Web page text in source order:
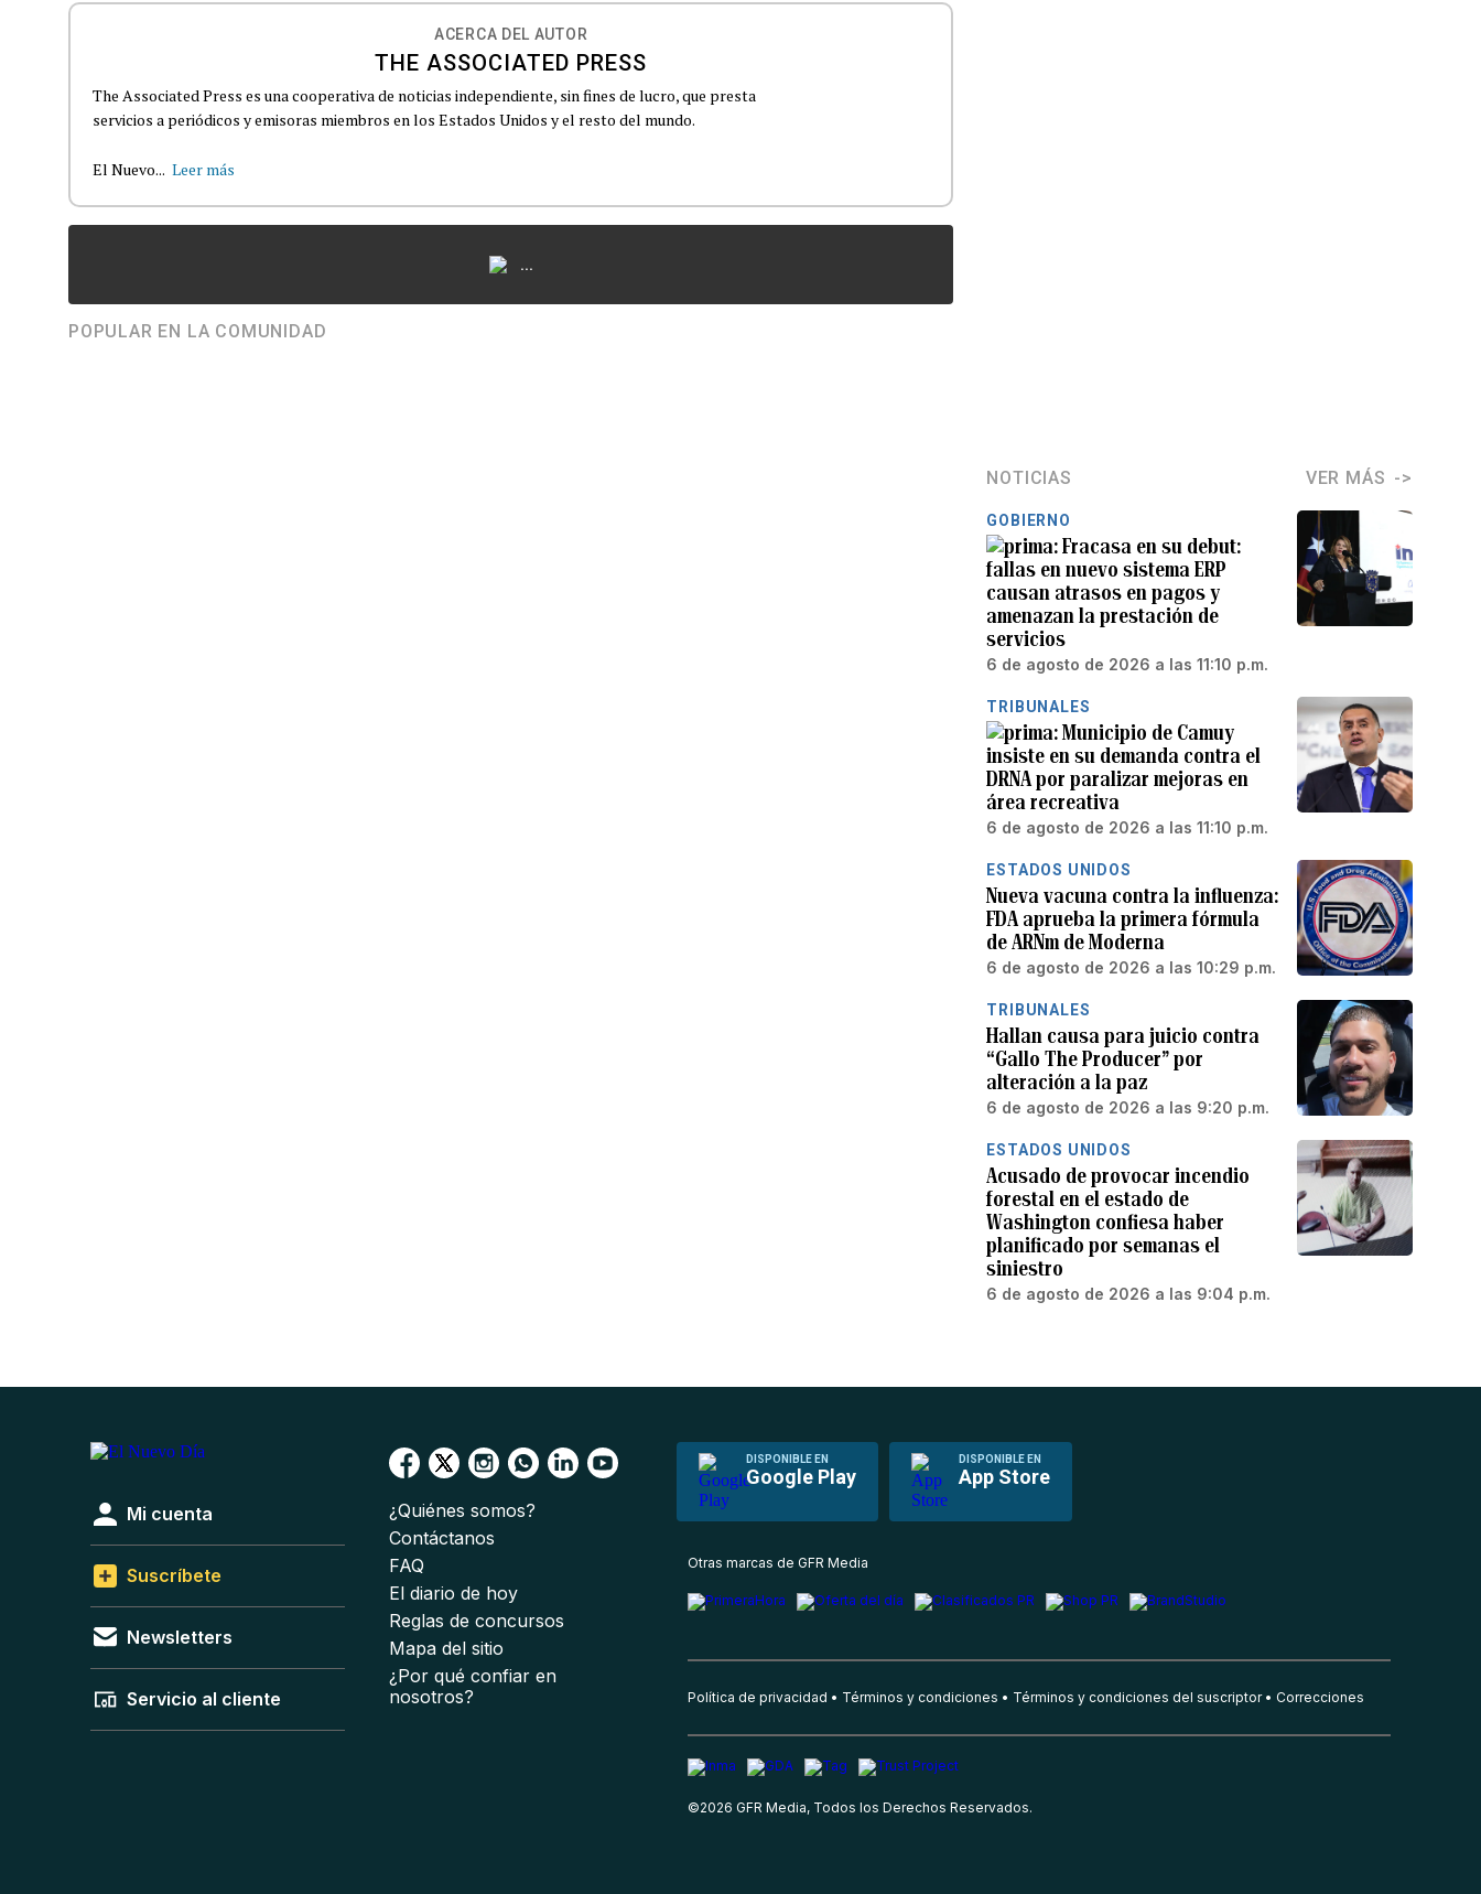
ACERCA DEL AUTOR
THE ASSOCIATED PRESS
The Associated Press es una cooperativa de noticias independiente, sin fines de lucro, que presta
servicios a periódicos y emisoras miembros en los Estados Unidos y el resto del mundo.
El Nuevo... Leer más
...
POPULAR EN LA COMUNIDAD
NOTICIAS VER MÁS
GOBIERNO
Fracasa en su debut:
fallas en nuevo sistema ERP
causan atrasos en pagos y
amenazan la prestación de
servicios
6 de agosto de 2026 a las 11:10 p.m.
TRIBUNALES
Municipio de Camuy
insiste en su demanda contra el
DRNA por paralizar mejoras en
área recreativa
6 de agosto de 2026 a las 11:10 p.m.
ESTADOS UNIDOS
Nueva vacuna contra la influenza:
FDA aprueba la primera fórmula
de ARNm de Moderna
6 de agosto de 2026 a las 10:29 p.m.
TRIBUNALES
Hallan causa para juicio contra
“Gallo The Producer” por
alteración a la paz
6 de agosto de 2026 a las 9:20 p.m.
ESTADOS UNIDOS
Acusado de provocar incendio
forestal en el estado de
Washington confiesa haber
planificado por semanas el
siniestro
6 de agosto de 2026 a las 9:04 p.m.
DISPONIBLE EN
Google Play
DISPONIBLE EN
App Store
Mi cuenta
Suscríbete
Newsletters
Servicio al cliente
¿Quiénes somos?
Contáctanos
FAQ
El diario de hoy
Reglas de concursos
Mapa del sitio
¿Por qué confiar en
nosotros?
Otras marcas de GFR Media
Política de privacidad Términos y condiciones Términos y condiciones del suscriptor Correcciones
©2026 GFR Media, Todos los Derechos Reservados.